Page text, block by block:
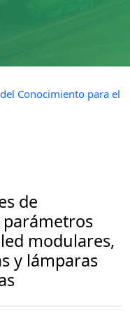
Conocimiento para el
de
modulares,
y lámparas